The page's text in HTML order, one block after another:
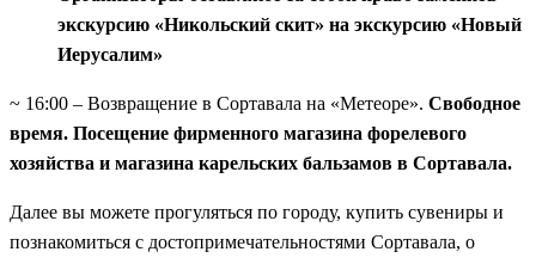
экскурсию «Никольский скит» на экскурсию «Новый
Иерусалим»
~ 16:00 – Возвращение в Сортавала на «Метеоре». Свободное
время. Посещение фирменного магазина форелевого
хозяйства и магазина карельских бальзамов в Сортавала.
Далее вы можете прогуляться по городу, купить сувениры и
познакомиться с достопримечательностями Сортавала, о